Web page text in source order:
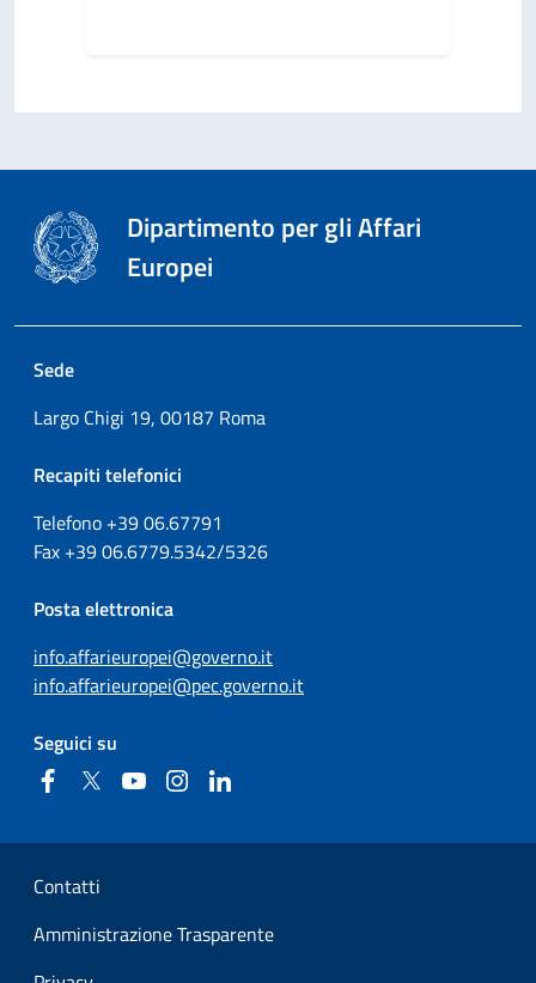
Dipartimento per gli Affari
Europei
Sede
Largo Chigi 19, 00187 Roma
Recapiti telefonici
Telefono +3906.67791
Fax +3906.6779.5342/5326
Posta elettronica
info.affarieuropei@governo.it
info.affarieuropei@pec.governo.it
Seguici su
FacebookTwitter YouTubeInstagram
Sezione Link Utili
Contatti
Amministrazione Trasparente